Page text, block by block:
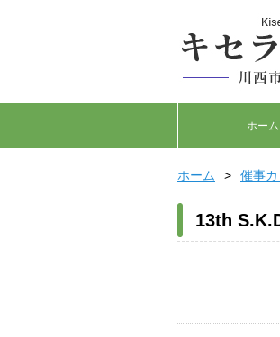
ホーム
ホーム 催事
13th